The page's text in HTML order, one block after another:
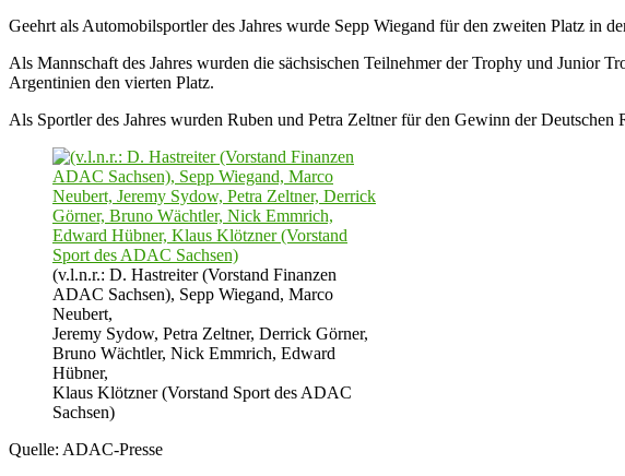
Geehrt als Automobilsportler des Jahres wurde Sepp Wiegand für den zweiten Platz in
Als Mannschaft des Jahres wurden die sächsischen Teilnehmer der Trophy und Junior
Argentinien den vierten Platz.
Als Sportler des Jahres wurden Ruben und Petra Zeltner für den Gewinn der
(v.l.n.r.: D. Hastreiter (Vorstand Finanzen
ADAC Sachsen), Sepp Wiegand, Marco
Neubert,
Jeremy Sydow, Petra Zeltner, Derrick Görner,
Bruno Wächtler, Nick Emmrich, Edward
Hübner,
Klaus Klötzner (Vorstand Sport des ADAC
Sachsen)
Quelle: ADAC-Presse